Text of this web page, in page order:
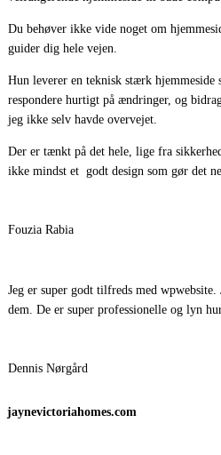
Du behøver ikke vide noget om
guider dig hele vejen.
Hun leverer en teknisk stærk hjemmeside
respondere hurtigt på ændringer, og
jeg ikke selv havde overvejet.
Der er tænkt på det hele, lige fra
ikke mindst et godt design som gør det
Fouzia Rabia
Jeg er super godt tilfreds med
dem. De er super professionelle og lyn
Dennis Nørgård
jaynevictoriahomes.com